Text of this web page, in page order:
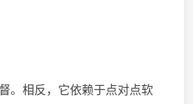
。相反，它依赖于点对点软